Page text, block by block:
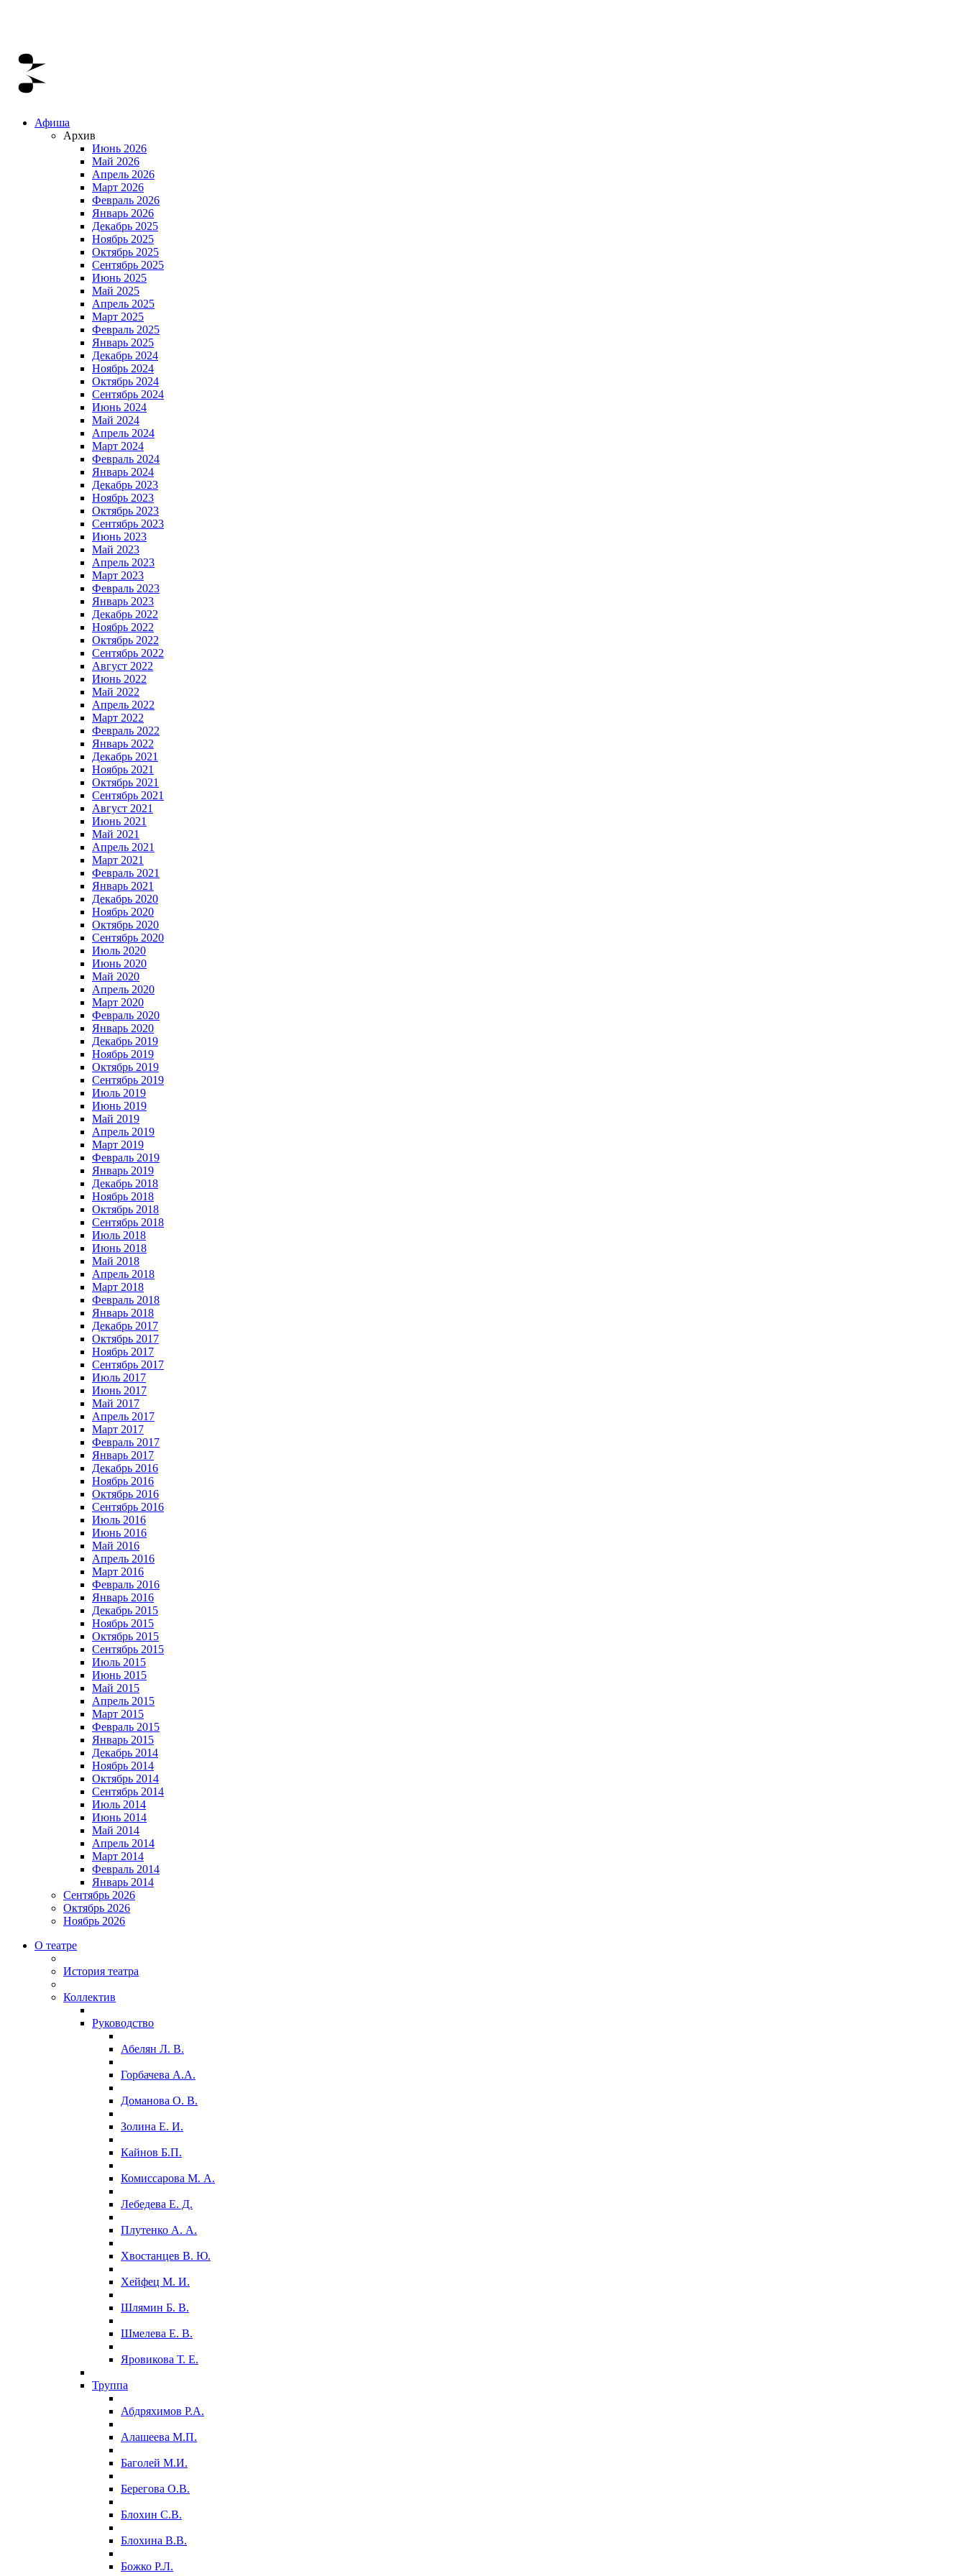
Афиша
Архив
Июнь 2026
Май 2026
Апрель 2026
Март 2026
Февраль 2026
Январь 2026
Декабрь 2025
Ноябрь 2025
Октябрь 2025
Сентябрь 2025
Июнь 2025
Май 2025
Апрель 2025
Март 2025
Февраль 2025
Январь 2025
Декабрь 2024
Ноябрь 2024
Октябрь 2024
Сентябрь 2024
Июнь 2024
Май 2024
Апрель 2024
Март 2024
Февраль 2024
Январь 2024
Декабрь 2023
Ноябрь 2023
Октябрь 2023
Сентябрь 2023
Июнь 2023
Май 2023
Апрель 2023
Март 2023
Февраль 2023
Январь 2023
Декабрь 2022
Ноябрь 2022
Октябрь 2022
Сентябрь 2022
Август 2022
Июнь 2022
Май 2022
Апрель 2022
Март 2022
Февраль 2022
Январь 2022
Декабрь 2021
Ноябрь 2021
Октябрь 2021
Сентябрь 2021
Август 2021
Июнь 2021
Май 2021
Апрель 2021
Март 2021
Февраль 2021
Январь 2021
Декабрь 2020
Ноябрь 2020
Октябрь 2020
Сентябрь 2020
Июль 2020
Июнь 2020
Май 2020
Апрель 2020
Март 2020
Февраль 2020
Январь 2020
Декабрь 2019
Ноябрь 2019
Октябрь 2019
Сентябрь 2019
Июль 2019
Июнь 2019
Май 2019
Апрель 2019
Март 2019
Февраль 2019
Январь 2019
Декабрь 2018
Ноябрь 2018
Октябрь 2018
Сентябрь 2018
Июль 2018
Июнь 2018
Май 2018
Апрель 2018
Март 2018
Февраль 2018
Январь 2018
Декабрь 2017
Октябрь 2017
Ноябрь 2017
Сентябрь 2017
Июль 2017
Июнь 2017
Май 2017
Апрель 2017
Март 2017
Февраль 2017
Январь 2017
Декабрь 2016
Ноябрь 2016
Октябрь 2016
Сентябрь 2016
Июль 2016
Июнь 2016
Май 2016
Апрель 2016
Март 2016
Февраль 2016
Январь 2016
Декабрь 2015
Ноябрь 2015
Октябрь 2015
Сентябрь 2015
Июль 2015
Июнь 2015
Май 2015
Апрель 2015
Март 2015
Февраль 2015
Январь 2015
Декабрь 2014
Ноябрь 2014
Октябрь 2014
Сентябрь 2014
Июль 2014
Июнь 2014
Май 2014
Апрель 2014
Март 2014
Февраль 2014
Январь 2014
Сентябрь 2026
Октябрь 2026
Ноябрь 2026
О театре
История театра
Коллектив
Руководство
Абелян Л. В.
Горбачева А.А.
Доманова О. В.
Золина Е. И.
Кайнов Б.П.
Комиссарова М. А.
Лебедева Е. Д.
Плутенко А. А.
Хвостанцев В. Ю.
Хейфец М. И.
Шлямин Б. В.
Шмелева Е. В.
Яровикова Т. Е.
Труппа
Абдряхимов Р.А.
Алашеева М.П.
Баголей М.И.
Берегова О.В.
Блохин С.В.
Блохина В.В.
Божко Р.Л.